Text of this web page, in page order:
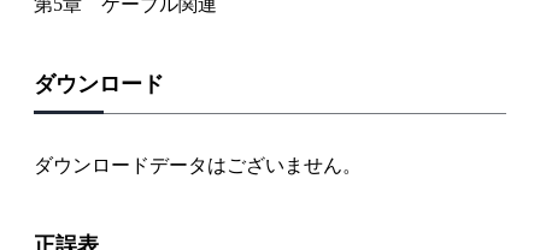
ダウンロード
ダウンロードデータはございません。
正誤表